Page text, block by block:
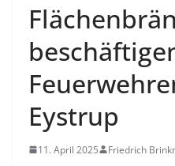
Eystrup
11. April 2025 Friedrich